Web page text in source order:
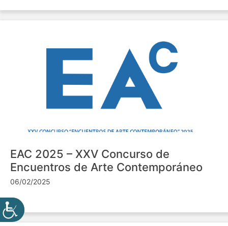
EAC 2025 – XXV Concurso de
Encuentros de Arte Contemporáneo
06/02/2025